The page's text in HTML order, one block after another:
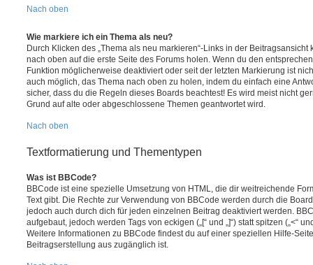
Nach oben
Wie markiere ich ein Thema als neu?
Durch Klicken des „Thema als neu markieren“-Links in der
nach oben auf die erste Seite des Forums holen. Wenn du den
Funktion möglicherweise deaktiviert oder seit der letzten Markierung ist
auch möglich, das Thema nach oben zu holen, indem du einfach eine
sicher, dass du die Regeln dieses Boards beachtest! Es wird meist nicht
Grund auf alte oder abgeschlossene Themen geantwortet wird.
Nach oben
Textformatierung und Thementypen
Was ist BBCode?
BBCode ist eine spezielle Umsetzung von HTML, die dir weitreichende
Text gibt. Die Rechte zur Verwendung von BBCode werden durch die
jedoch auch durch dich für jeden einzelnen Beitrag deaktiviert werden.
aufgebaut, jedoch werden Tags von eckigen („[“ und „]“) statt spitzen („<“
Weitere Informationen zu BBCode findest du auf einer speziellen Hilfe-
Beitragserstellung aus zugänglich ist.